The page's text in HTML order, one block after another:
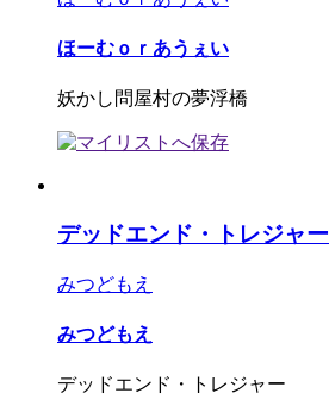
ほーむｏｒあうぇい
妖かし問屋村の夢浮橋
デッドエンド・トレジャー
みつどもえ
みつどもえ
デッドエンド・トレジャー